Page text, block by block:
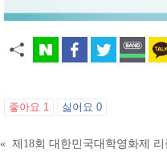
좋아요 1 싫어요 0
« 제18회 대한민국대학영화제 리